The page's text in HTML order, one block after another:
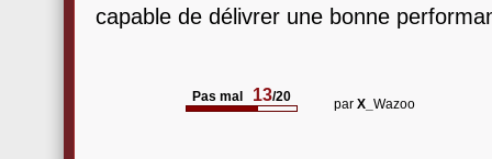
capable de délivrer une bonne
Pas mal 13/20 par X_ Wazoo